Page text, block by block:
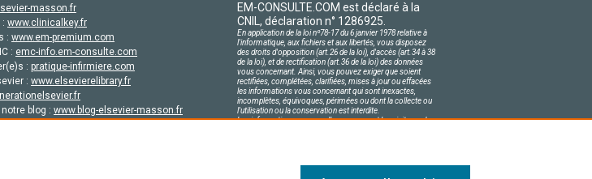
masson.fr
www.clinicalkey.fr
: www.em-premium.com
: emc-info.em-consulte.com
: pratique-infirmiere.com
: www.elsevierelibrary.fr
blog : www.blog-elsevier-masson.fr
EM-CONSULTE.COM est déclaré à la
CNIL, déclaration n° 1286925.
En application de la loi nº78-17 du 6 janvier 1978 relative à
l'informatique, aux fichiers et aux libertés, vous disposez
des droits d'opposition (art.26 de la loi), d'accès (art.34 à 38
de la loi), et de rectification (art.36 de la loi) des données
vous concernant. Ainsi, vous pouvez exiger que soient
rectifiées, complétées, clarifiées, mises à jour ou effacées
les informations vous concernant qui sont inexactes,
incomplètes, équivoques, périmées ou dont la collecte ou
l'utilisation ou la conservation est interdite.
Les informations personnelles concernant les visiteurs de